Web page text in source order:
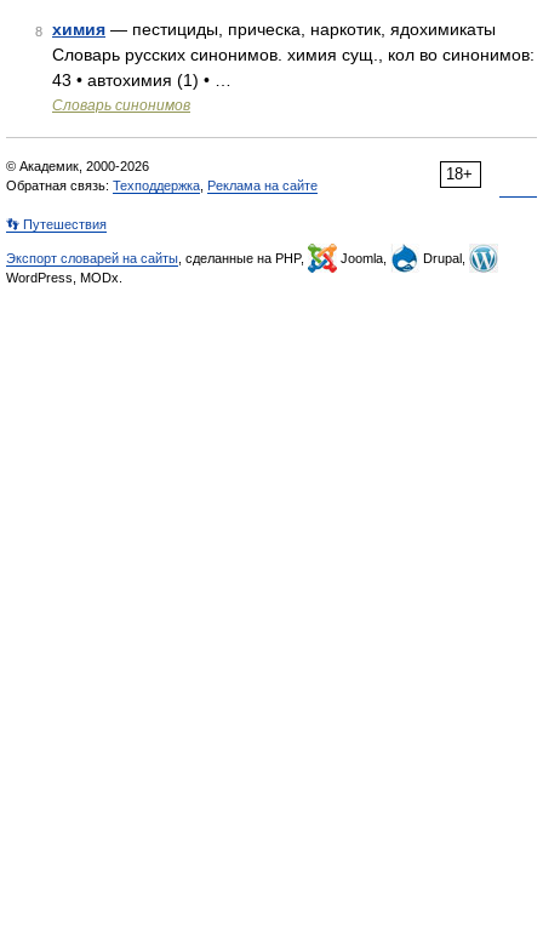
8 химия — пестициды, прическа, наркотик, ядохимикаты
Словарь русских синонимов. химия сущ., кол во синонимов:
43 • автохимия (1) • …
Словарь синонимов
18+
© Академик, 2000-2026
Обратная связь: Техподдержка Реклама на сайте
👣 Путешествия
Экспорт словарей на сайты , сделанные на PHP, Joomla,
Drupal,
WordPress, MODx.